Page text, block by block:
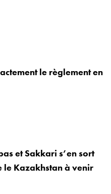
le règlement en
et Sakkari s’en sort
le Kazakhstan à venir